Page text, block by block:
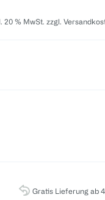
20 % MwSt. zzgl.
Gratis Lieferung ab